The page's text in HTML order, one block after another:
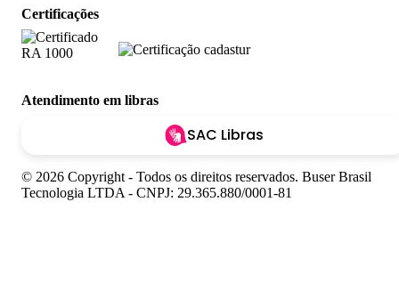
Certificações
Atendimento em libras
SAC Libras
© 2026 Copyright - Todos os direitos reservados. Buser Brasil
Tecnologia LTDA - CNPJ: 29.365.880/0001-81